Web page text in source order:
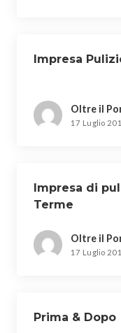
Impresa
Oltre il
17 Luglio
Impresa di
Terme
Oltre il
17 Luglio
Prima & Dopo